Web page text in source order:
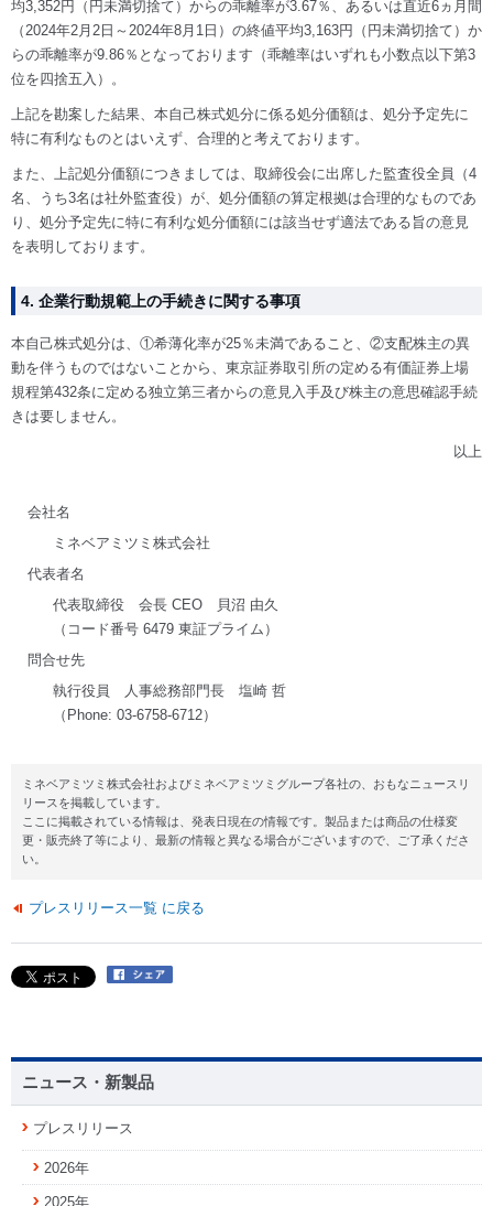
均3,352円（円未満切捨て）からの乖離率が3.67％、あるいは直近6ヵ月間
（2024年2月2日～2024年8月1日）の終値平均3,163円（円未満切捨て）か
らの乖離率が9.86％となっております（乖離率はいずれも小数点以下第3
位を四捨五入）。
上記を勘案した結果、本自己株式処分に係る処分価額は、処分予定先に
特に有利なものとはいえず、合理的と考えております。
また、上記処分価額につきましては、取締役会に出席した監査役全員（4
名、うち3名は社外監査役）が、処分価額の算定根拠は合理的なものであ
り、処分予定先に特に有利な処分価額には該当せず適法である旨の意見
を表明しております。
4. 企業行動規範上の手続きに関する事項
本自己株式処分は、①希薄化率が25％未満であること、②支配株主の異
動を伴うものではないことから、東京証券取引所の定める有価証券上場
規程第432条に定める独立第三者からの意見入手及び株主の意思確認手続
きは要しません。
以上
会社名
ミネベアミツミ株式会社
代表者名
代表取締役 会長 CEO 貝沼 由久
（コード番号 6479 東証プライム）
問合せ先
執行役員 人事総務部門長 塩崎 哲
（Phone: 03-6758-6712）
ミネベアミツミ株式会社およびミネベアミツミグループ各社の、おもなニュースリ
リースを掲載しています。
ここに掲載されている情報は、発表日現在の情報です。製品または商品の仕様変
更・販売終了等により、最新の情報と異なる場合がございますので、ご了承くださ
い。
プレスリリース一覧 に戻る
ニュース・新製品
プレスリリース
2026年
2025年